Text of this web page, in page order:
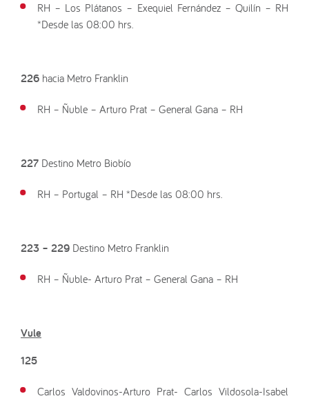
RH – Los Plátanos – Exequiel Fernández – Quilín – RH
*Desde las 08:00 hrs.
226 hacia Metro Franklin
RH – Ñuble – Arturo Prat – General Gana – RH
227 Destino Metro Biobío
RH – Portugal – RH *Desde las 08:00 hrs.
223 – 229 Destino Metro Franklin
RH – Ñuble- Arturo Prat – General Gana – RH
Vule
125
Carlos Valdovinos-Arturo Prat- Carlos Vildosola-Isabel